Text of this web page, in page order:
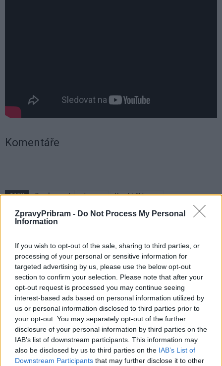
ZpravyPribram - Do Not Process My Personal
Information
If you wish to opt-out of the sale, sharing to third parties, or
processing of your personal or sensitive information for
targeted advertising by us, please use the below opt-out
section to confirm your selection. Please note that after your
opt-out request is processed you may continue seeing
interest-based ads based on personal information utilized by
us or personal information disclosed to third parties prior to
your opt-out. You may separately opt-out of the further
disclosure of your personal information by third parties on the
IAB’s list of downstream participants. This information may
also be disclosed by us to third parties on the IAB’s List of
Downstream Participants that may further disclose it to other
Komentáře
TAGY Den řemesel skanzen Vysoký Chlumec
Předchozí článek
Josef Řihák: Sloučení gymnázií
byla blbost
Následující článek
Mezi Novým rybníkem a Q-
klubem vzniká nová klidová zóna
SOUVISEJÍCÍ ČLÁNKY